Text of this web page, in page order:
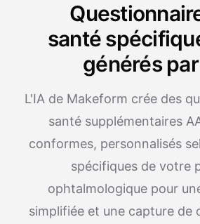
santé
générés
L'IA de Makeform crée des
santé supplémentaires
conformes, personnalisés
spécifiques de votre
ophtalmologique pour
simplifiée et une capture de